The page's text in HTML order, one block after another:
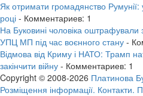
Як отримати громадянство
році - Комментариев: 1
На Буковині чоловіка оштрафували
УПЦ МП під час воєнного стану -
Відмова від Криму і НАТО: Трамп
закінчити війну - Комментариев: 1
Copyright © 2008-2026 Платинова
Розміщення інформації. Контакти.